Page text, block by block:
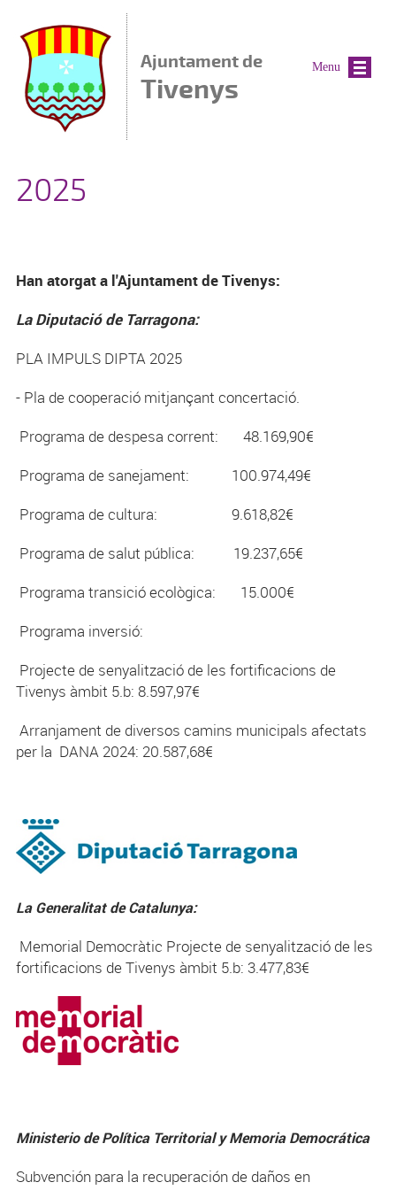
Ajuntament de
Tivenys
2025
Han atorgat a l'Ajuntament de Tivenys:
La Diputació de Tarragona:
PLA IMPULS DIPTA 2025
- Pla de cooperació mitjançant concertació.
Programa de despesa corrent: 48.169,90€
Programa de sanejament: 100.974,49€
Programa de cultura: 9.618,82€
Programa de salut pública: 19.237,65€
Programa transició ecològica: 15.000€
Programa inversió:
Projecte de senyalització de les fortificacions de
Tivenys àmbit 5.b: 8.597,97€
Arranjament de diversos camins municipals afectats
per la DANA 2024: 20.587,68€
La Generalitat de Catalunya:
Memorial Democràtic Projecte de senyalització de les
fortificacions de Tivenys àmbit 5.b: 3.477,83€
Ministerio de Política Territorial y Memoria Democrática
Subvención para la recuperación de daños en
Menu